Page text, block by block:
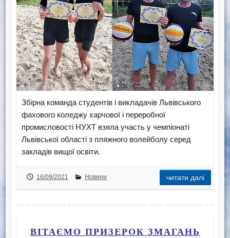
Збірна команда студентів і викладачів Львівського
фахового коледжу харчової і переробної
промисловості НУХТ взяла участь у чемпіонаті
Львівської області з пляжного волейболу серед
закладів вищої освіти.
16/09/2021 Новини читати далі
ВІТАЄМО ПРИЗЕРОК ЗМАГАНЬ